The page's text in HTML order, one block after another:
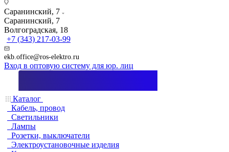
Саранинский, 7
Саранинский, 7
Волгоградская, 18
+7 (343) 217-03-99
ekb.office@ros-elektro.ru
Вход в оптовую систему для юр. лиц
Каталог
Кабель, провод
Светильники
Лампы
Розетки, выключатели
Электроустановочные изделия